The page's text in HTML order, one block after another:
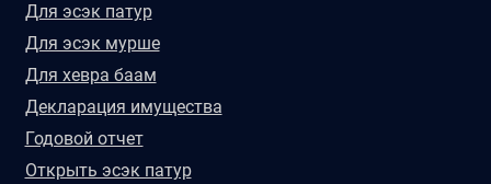
Для эсэк патур
Для эсэк мурше
Для хевра баам
Декларация имущества
Годовой отчет
Открыть эсэк патур